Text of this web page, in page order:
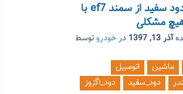
خروج دود سفید از سمند ef7 با
مشکلی
آذر 13, 1397 درخودروتوسط
ماشین
اتومبیل
دود_سفید دود_اگزوز